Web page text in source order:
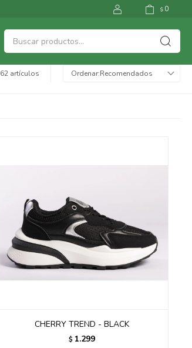
$ 0
62 artículos Recomendados
CHERRY TREND - BLACK
$ 1.299